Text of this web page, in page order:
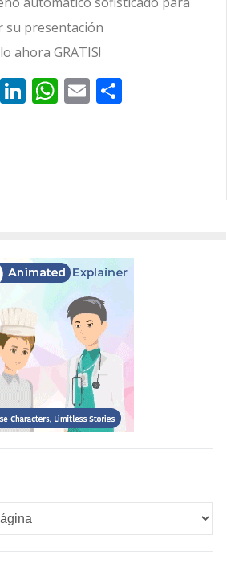
su presentación
ahora GRATIS!
Twitter
LinkedIn
WhatsApp
Email